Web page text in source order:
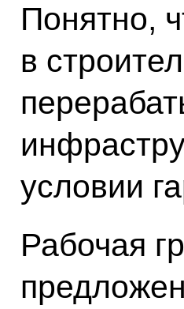
Понятно,
в
условии
Рабочая